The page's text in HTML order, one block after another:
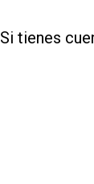
Si tienes